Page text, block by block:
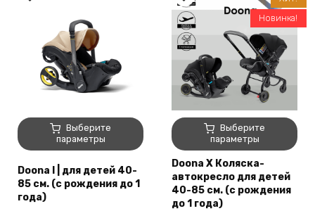
Выберите
параметры
Этот
товар
имеет
несколько
вариаций.
Doona I | для детей 40-
85 см. (с рождения до 1
года)
Выберите
параметры
Этот
товар
имеет
несколько
вариаций.
Опции
Новинка!
Doona X Коляска-
автокресло для детей
40-85 см. (с рождения
до 1 года)